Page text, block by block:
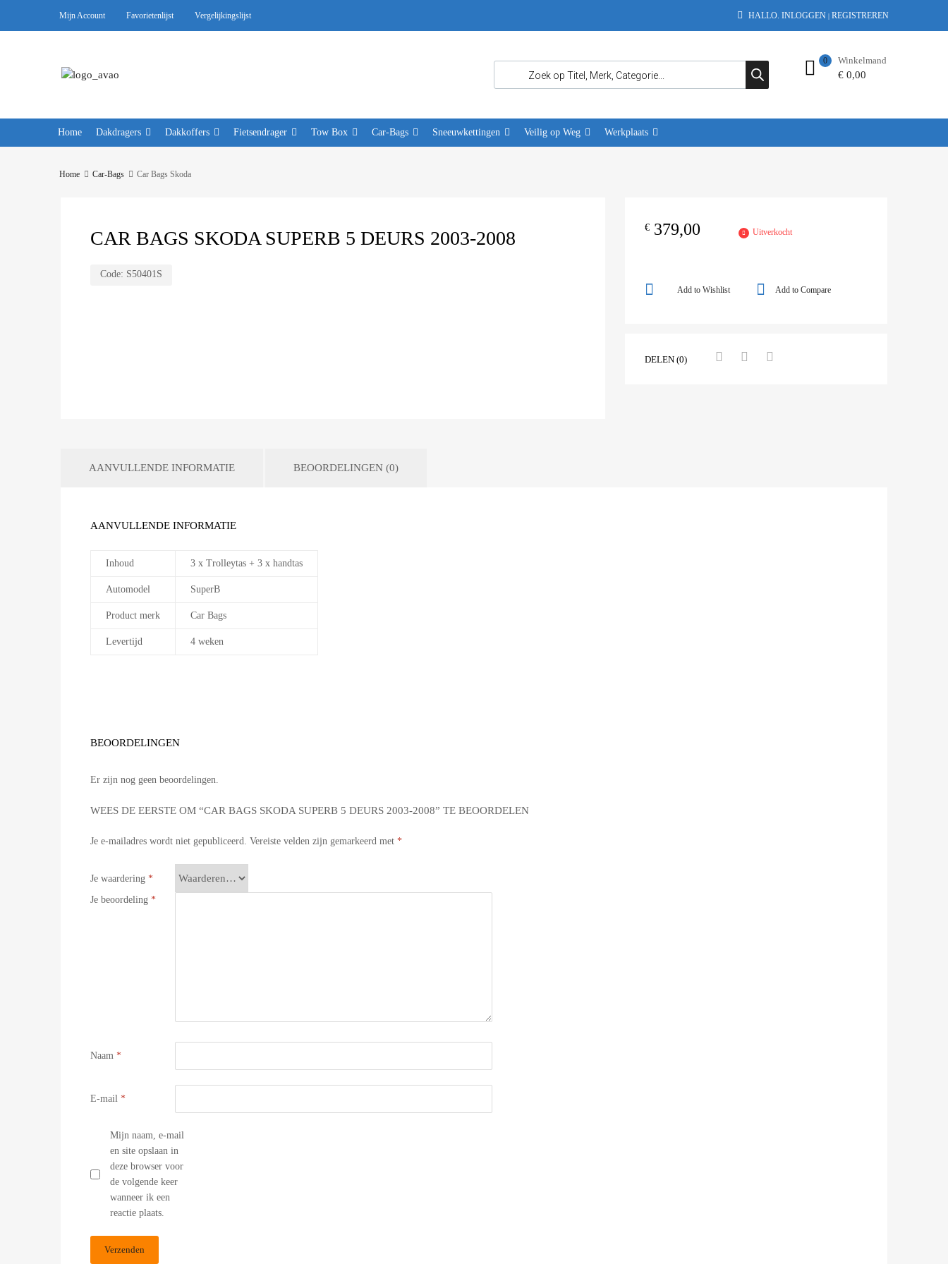
Mijn Account Favorietenlijst Vergelijkingslijst HALLO. INLOGGEN | REGISTREREN
Winkelmand
€ 0,00
0
Home Dakdragers Dakkoffers Fietsendrager Tow Box Car-Bags Sneeuwkettingen Veilig op Weg Werkplaats
Home Car-Bags Car Bags Skoda
CAR BAGS SKODA SUPERB 5 DEURS 2003-2008
Code: S50401S
€ 379,00 Uitverkocht
Add to Compare
Add to Wishlist
DELEN (0)
AANVULLENDE INFORMATIE BEOORDELINGEN (0)
AANVULLENDE INFORMATIE
Inhoud 3 x Trolleytas + 3 x handtas
Automodel SuperB
Product merk Car Bags
Levertijd 4 weken
BEOORDELINGEN
Er zijn nog geen beoordelingen.
WEES DE EERSTE OM “CAR BAGS SKODA SUPERB 5 DEURS 2003-2008” TE BEOORDELEN
Je e-mailadres wordt niet gepubliceerd. Vereiste velden zijn gemarkeerd met *
Je waardering *
Je beoordeling *
Naam *
E-mail *
Mijn naam, e-mail
en site opslaan in
deze browser voor
de volgende keer
wanneer ik een
reactie plaats.